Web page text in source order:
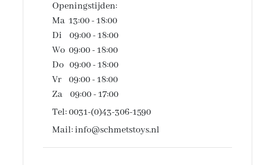
Openingstijden:
Ma 13:00 - 18:00
Di 09:00 - 18:00
Wo 09:00 - 18:00
Do 09:00 - 18:00
Vr 09:00 - 18:00
Za 09:00 - 17:00
Tel: 0031-(0)43-306-1590
Mail: info@schmetstoys.nl